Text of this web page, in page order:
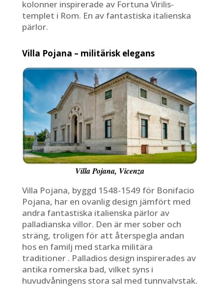
kolonner inspirerade av Fortuna Virilis-
templet i Rom. En av fantastiska italienska
pärlor.
Villa Pojana – militärisk elegans
Villa Pojana, Vicenza
Villa Pojana, byggd 1548-1549 för Bonifacio
Pojana, har en ovanlig design jämfört med
andra fantastiska italienska pärlor av
palladianska villor. Den är mer sober och
sträng, troligen för att återspegla andan
hos en familj med starka militära
traditioner . Palladios design inspirerades av
antika romerska bad, vilket syns i
huvudvåningens stora sal med tunnvalvstak.